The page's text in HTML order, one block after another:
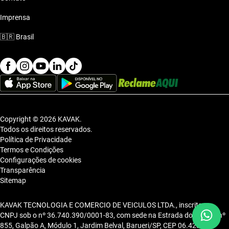
Imprensa
🇧🇷 Brasil
Copyright © 2026 KAVAK.
Todos os direitos reservados.
Política de Privacidade
Termos e Condições
Configurações de cookies
Transparência
Sitemap
KAVAK TECNOLOGIA E COMERCIO DE VEICULOS LTDA., inscrita no
CNPJ sob o nº 36.740.390/0001-83, com sede na Estrada dos Alpes, nº
855, Galpão A, Módulo 1, Jardim Belval, Barueri/SP, CEP 06.423-080